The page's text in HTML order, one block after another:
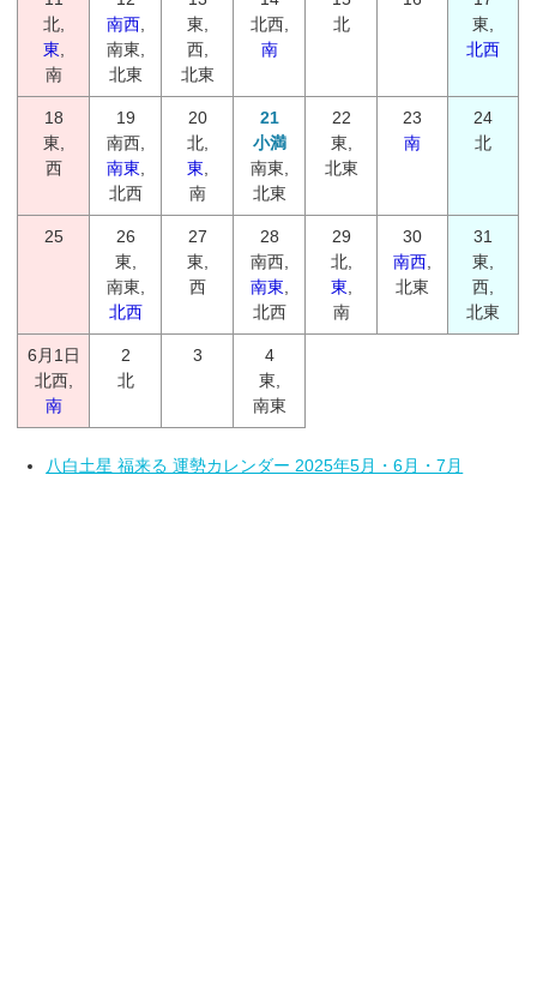
北,
東,
南
南西,
南東,
北東
東,
西,
北東
北西,
南
北
東,
北西
18
東,
西
19
南西,
南東,
北西
20
北,
東,
南
21
小満
南東,
北東
22
東,
北東
23
南
24
北
25
26
東,
南東,
北西
27
東,
西
28
南西,
南東,
北西
29
北,
東,
南
30
南西,
北東
31
東,
西,
北東
6月1日
北西,
南
2
北
3
4
東,
南東
八白土星 福来る 運勢カレンダー 2025年5月・6月・7月